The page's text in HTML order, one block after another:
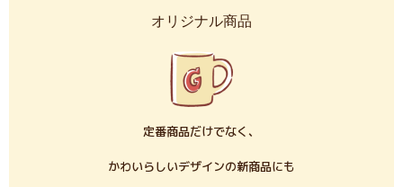
オリジナル商品
定番商品だけでなく、
かわいらしいデザインの新商品にも